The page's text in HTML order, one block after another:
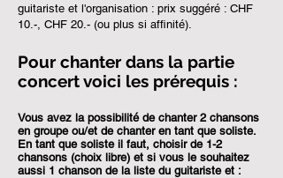
guitariste et l'organisation : prix suggéré : CHF
10.-, CHF 20.- (ou plus si affinité).
Pour chanter dans la partie
concert voici les prérequis :
Vous avez la possibilité de chanter 2 chansons
en groupe ou/et de chanter en tant que soliste.
En tant que soliste il faut, choisir de 1-2
chansons (choix libre) et si vous le souhaitez
aussi 1 chanson de la liste du guitariste et :